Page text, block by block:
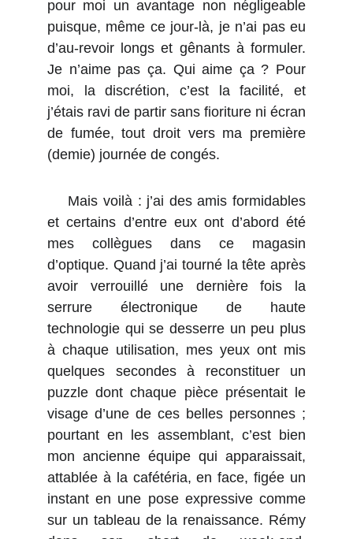
pour moi un avantage non négligeable
puisque, même ce jour-là, je n’ai pas eu
d’au-revoir longs et gênants à formuler.
Je n’aime pas ça. Qui aime ça ? Pour
moi, la discrétion, c’est la facilité, et
j’étais ravi de partir sans fioriture ni écran
de fumée, tout droit vers ma première
(demie) journée de congés.
Mais voilà : j’ai des amis formidables
et certains d’entre eux ont d’abord été
mes collègues dans ce magasin
d’optique. Quand j’ai tourné la tête après
avoir verrouillé une dernière fois la
serrure électronique de haute
technologie qui se desserre un peu plus
à chaque utilisation, mes yeux ont mis
quelques secondes à reconstituer un
puzzle dont chaque pièce présentait le
visage d’une de ces belles personnes ;
pourtant en les assemblant, c’est bien
mon ancienne équipe qui apparaissait,
attablée à la cafétéria, en face, figée un
instant en une pose expressive comme
sur un tableau de la renaissance. Rémy